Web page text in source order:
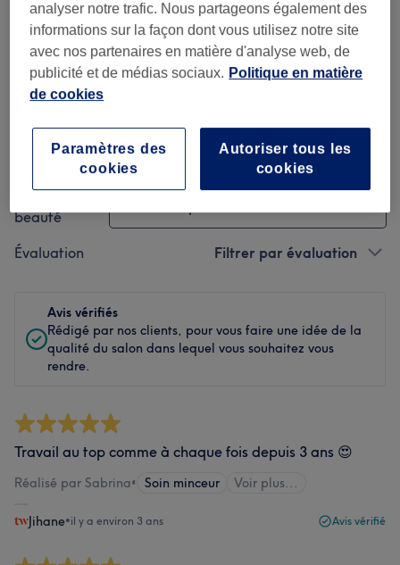
Propreté
Personnel
Filtrer les avis
Soin de
beauté
Évaluation Filtrer par évaluation
Avis vérifiés
Rédigé par nos clients, pour vous faire une idée de la
qualité du salon dans lequel vous souhaitez vous
rendre.
Travail au top comme à chaque fois depuis 3 ans 😍
Réalisé par Sabrina• Soin minceur Voir plus...
Jihane•il y a environ 3 ans Avis vérifié
analyser notre trafic. Nous partageons également des
informations sur la façon dont vous utilisez notre site
avec nos partenaires en matière d'analyse web, de
publicité et de médias sociaux. Politique en matière
de cookies
Autoriser tous les
cookies
Paramètres des
cookies